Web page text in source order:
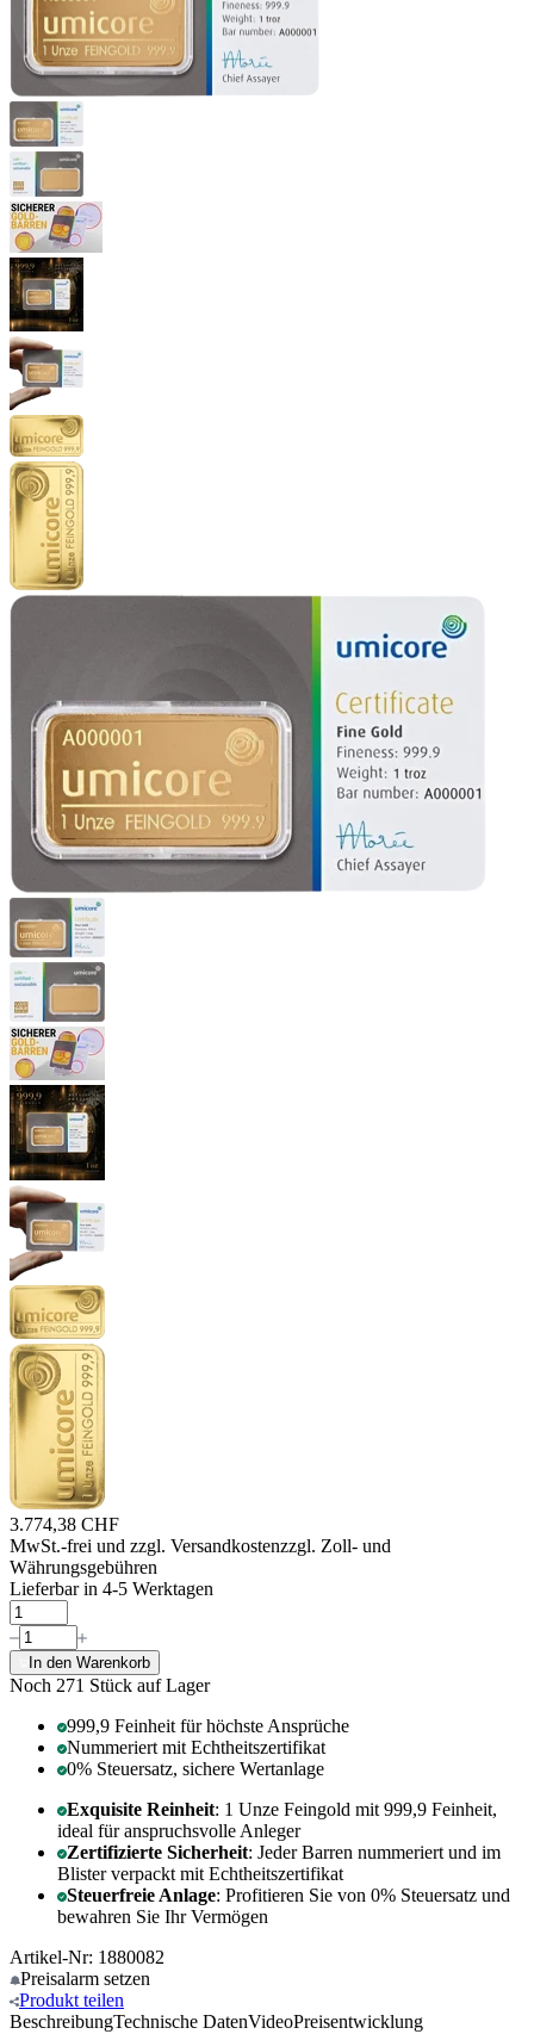
3.774,38 CHF
MwSt.-frei und zzgl. Versandkostenzzgl. Zoll- und
Währungsgebühren
Lieferbar in 4-5 Werktagen
In den Warenkorb
Noch 271 Stück auf Lager
999,9 Feinheit für höchste Ansprüche
Nummeriert mit Echtheitszertifikat
0% Steuersatz, sichere Wertanlage
Exquisite Reinheit: 1 Unze Feingold mit 999,9 Feinheit,
ideal für anspruchsvolle Anleger
Zertifizierte Sicherheit: Jeder Barren nummeriert und im
Blister verpackt mit Echtheitszertifikat
Steuerfreie Anlage: Profitieren Sie von 0% Steuersatz und
bewahren Sie Ihr Vermögen
Artikel-Nr: 1880082
Preisalarm setzen
Produkt teilen
BeschreibungTechnische DatenVideoPreisentwicklung